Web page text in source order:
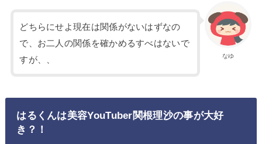
なゆ
どちらにせよ現在は関係がないはずなの
で、お二人の関係を確かめるすべはないで
すが、、
はるくんは美容YouTuber関根理沙の事が大好
き？！